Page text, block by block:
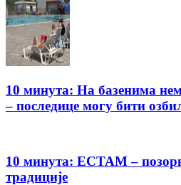
10 минута: На базенима
– последице могу бити
10 минута: ЕСТАМ –
традиције